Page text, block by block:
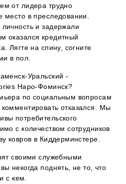
от лидера трудно
место в преследовании.
и задержали
оказался кредитный
Лягте на спину, согните
в пол.
Уральский -
Наро-Фоминск?
по социальным вопросам
отказался. Мы
потребительского
с количеством сотрудников
ковров в Киддерминстере.
своими служебными
некогда поднять, не то, что
с кем.